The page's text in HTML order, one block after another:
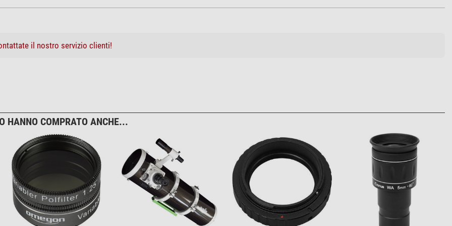
EQ-3
si
si
no
si
specchio primario per Skywatcher-
il nostro servizio clienti!
HANNO COMPRATO ANCHE...